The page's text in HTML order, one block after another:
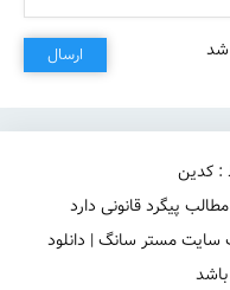
شد ارسال
: کدین
پیگرد قانونی دارد
مستر سانگ | دانلود